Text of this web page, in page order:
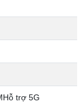
mạnh mẽ, với
điểm ảnh 1.9
Hỗ trợ 5G